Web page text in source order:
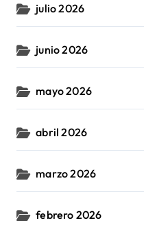
julio 2026
junio 2026
mayo 2026
abril 2026
marzo 2026
febrero 2026